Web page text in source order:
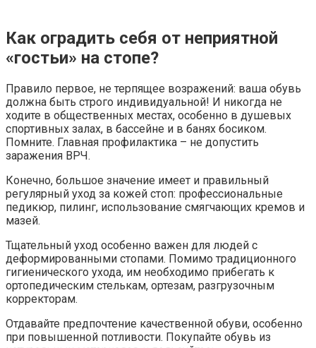
Как оградить себя от неприятной
«гостьи» на стопе?
Правило первое, не терпящее возражений: ваша обувь
должна быть строго индивидуальной! И никогда не
ходите в общественных местах, особенно в душевых
спортивных залах, в бассейне и в банях босиком.
Помните. Главная профилактика – не допустить
заражения ВРЧ.
Конечно, большое значение имеет и правильный
регулярный уход за кожей стоп: профессиональные
педикюр, пилинг, использование смягчающих кремов и
мазей.
Тщательный уход особенно важен для людей с
деформированными стопами. Помимо традиционного
гигиенического ухода, им необходимо прибегать к
ортопедическим стелькам, ортезам, разгрузочным
корректорам.
Отдавайте предпочтение качественной обуви, особенно
при повышенной потливости. Покупайте обувь из